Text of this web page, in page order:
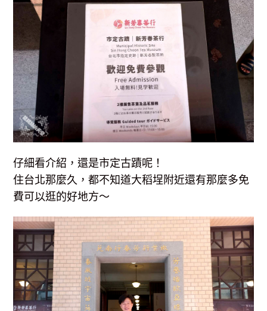
仔細看介紹，還是市定古蹟呢！
住台北那麼久，都不知道大稻埕附近還有那麼多免
費可以逛的好地方～